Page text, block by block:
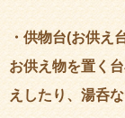
・供物台(お供え
お供え物を置く
えしたり、湯呑